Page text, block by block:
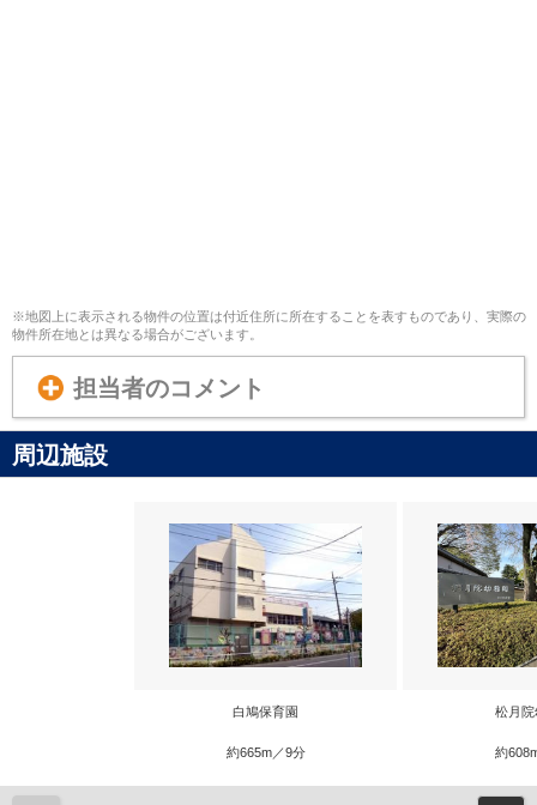
※地図上に表示される物件の位置は付近住所に所在することを表すものであり、実際の
物件所在地とは異なる場合がございます。
担当者のコメント
周辺施設
白鳩保育園
約665m／9分
松月院
約